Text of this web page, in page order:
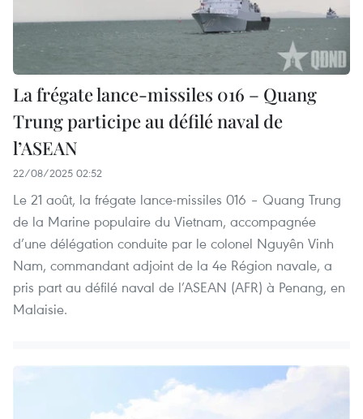
La frégate lance-missiles 016 – Quang
Trung participe au défilé naval de
l’ASEAN
22/08/2025 02:52
Le 21 août, la frégate lance-missiles 016 – Quang Trung
de la Marine populaire du Vietnam, accompagnée
d’une délégation conduite par le colonel Nguyên Vinh
Nam, commandant adjoint de la 4e Région navale, a
pris part au défilé naval de l’ASEAN (AFR) à Penang, en
Malaisie.